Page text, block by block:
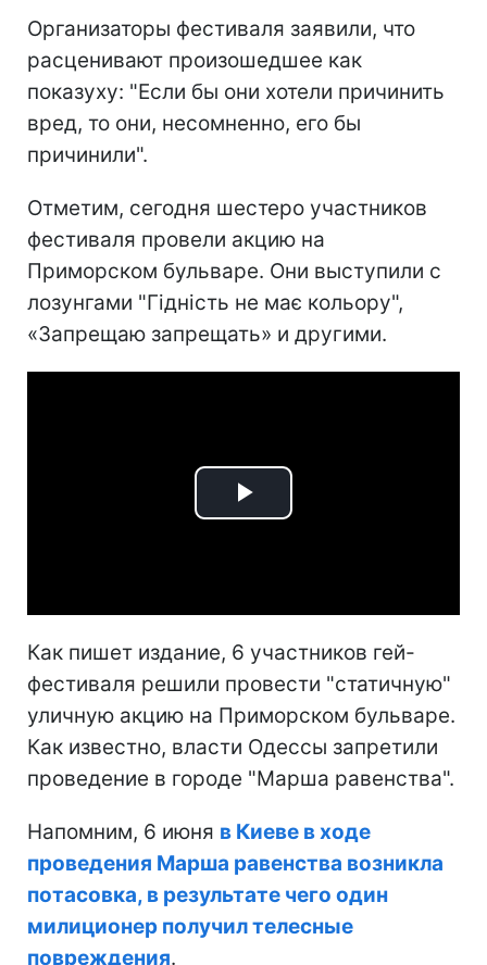
Организаторы фестиваля заявили, что
расценивают произошедшее как
показуху: "Если бы они хотели причинить
вред, то они, несомненно, его бы
причинили".
Отметим, сегодня шестеро участников
фестиваля провели акцию на
Приморском бульваре. Они выступили с
лозунгами "Гідність не має кольору",
«Запрещаю запрещать» и другими.
Play
Как пишет издание, 6 участников гей-
фестиваля решили провести "статичную"
уличную акцию на Приморском бульваре.
Как известно, власти Одессы запретили
проведение в городе "Марша равенства".
Напомним, 6 июня в Киеве в ходе
проведения Марша равенства возникла
потасовка, в результате чего один
милиционер получил телесные
повреждения.